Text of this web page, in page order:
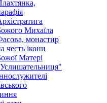
Михаїла
монастир
честь ікони
Матері